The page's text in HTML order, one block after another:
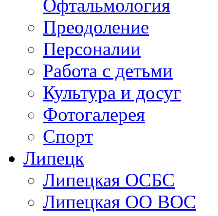
Офтальмология
Преодоление
Персоналии
Работа с детьми
Культура и досуг
Фотогалерея
Спорт
Липецк
Липецкая ОСБС
Липецкая ОО ВОС